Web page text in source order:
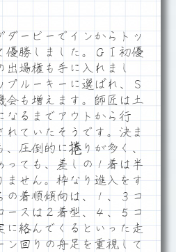
ダービーでインからトッ
優勝しました。ＧⅠ初優
場権も手に入れまし
プルーキーに選ばれ、Ｓ
も増えます。師匠は土
なるまでアウトから行
れていたそうです。決ま
、圧倒的に捲りが多く、
っても、差しの１着は半
ません。枠なり進入をす
の着順傾向は、１、３コ
ースは２着型、４、５コ
に絡んでくるといった走
ン回りの舟足を重視して